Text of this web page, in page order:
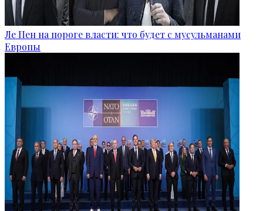
Ле Пен на пороге власти: что будет с мусульманами
Европы